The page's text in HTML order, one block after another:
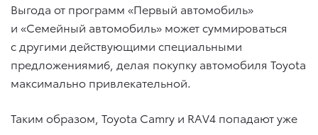
Выгода от программ «Первый автомобиль»
и «Семейный автомобиль» может суммироваться
с другими действующими специальными
предложениями6, делая покупку автомобиля Toyota
максимально привлекательной.
Таким образом, Toyota Camry и RAV4 попадают уже